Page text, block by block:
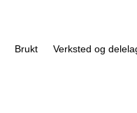
Brukt Verksted og